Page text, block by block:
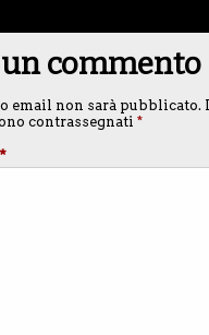
commento
email non sarà pubblicato.
contrassegnati *
*